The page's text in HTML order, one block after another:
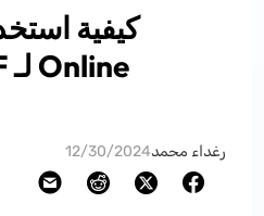
رغداء محمد12/30/2024